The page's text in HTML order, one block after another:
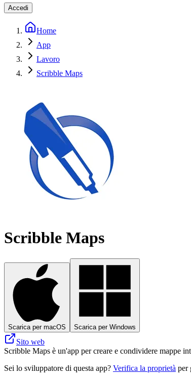
Accedi
Home
App
Lavoro
Scribble Maps
Scribble Maps
Scarica per macOS Scarica per Windows
Sito web
Scribble Maps è un'app per creare e condividere mappe
Sei lo sviluppatore di questa app? Verifica la proprietà per